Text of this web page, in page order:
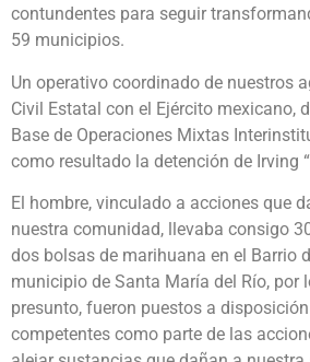
contundentes para seguir
59 municipios.
Un operativo coordinado de nuestros
Civil Estatal con el Ejército mexicano,
Base de Operaciones Mixtas
como resultado la detención de Irving
El hombre, vinculado a acciones que
nuestra comunidad, llevaba consigo
dos bolsas de marihuana en el Barrio
municipio de Santa María del Río, por
presunto, fueron puestos a
competentes como parte de las